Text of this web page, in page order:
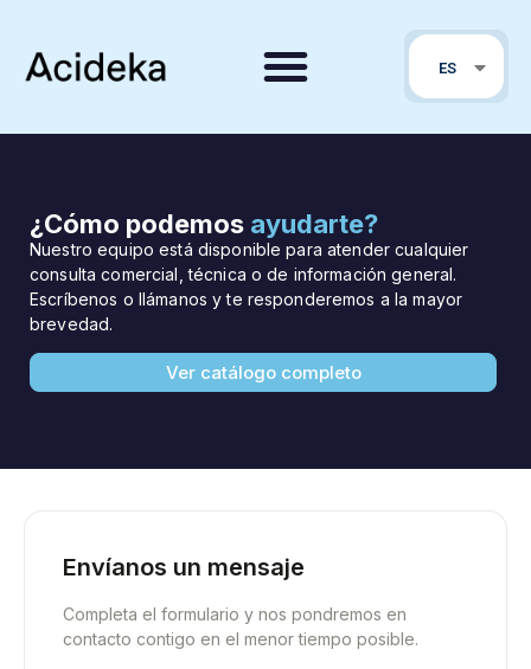
ES
PT
¿Cómo podemos ayudarte?
Nuestro equipo está disponible para atender cualquier
consulta comercial, técnica o de información general.
Escríbenos o llámanos y te responderemos a la mayor
brevedad.
Ver catálogo completo
Envíanos un mensaje
Completa el formulario y nos pondremos en
contacto contigo en el menor tiempo posible.